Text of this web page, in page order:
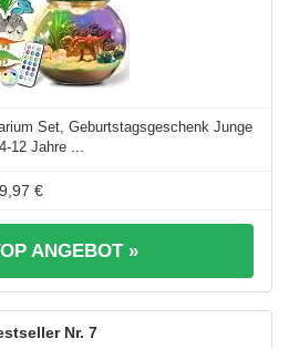
Set, Geburtstagsgeschenk Junge
4-12 Jahre ...
€
ANGEBOT »
7